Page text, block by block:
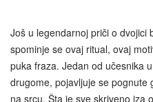
Još u legendarnoj priči o dvojici
spominje se ovaj ritual, ovaj
puka fraza. Jedan od učesnika
drugome, pojavljuje se pognute
na srcu. Šta je sve skriveno iza